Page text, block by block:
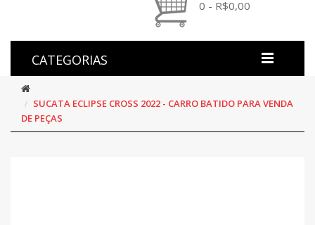
0 - R$0,00
CATEGORIAS
SUCATA ECLIPSE CROSS 2022 - CARRO BATIDO PARA VENDA
DE PEÇAS